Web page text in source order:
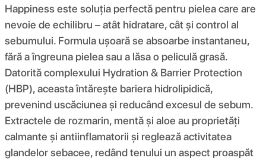
Happiness este soluția perfectă pentru pielea care are
nevoie de echilibru – atât hidratare, cât și control al
sebumului. Formula ușoară se absoarbe instantaneu,
fără a îngreuna pielea sau a lăsa o peliculă grasă.
Datorită complexului Hydration & Barrier Protection
(HBP), aceasta întărește bariera hidrolipidică,
prevenind uscăciunea și reducând excesul de sebum.
Extractele de rozmarin, mentă și aloe au proprietăți
calmante și antiinflamatorii și reglează activitatea
glandelor sebacee, redând tenului un aspect proaspăt